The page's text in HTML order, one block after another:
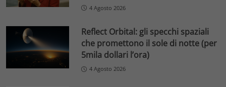
4 Agosto 2026
Reflect Orbital: gli specchi spaziali
che promettono il sole di notte (per
5mila dollari l’ora)
4 Agosto 2026